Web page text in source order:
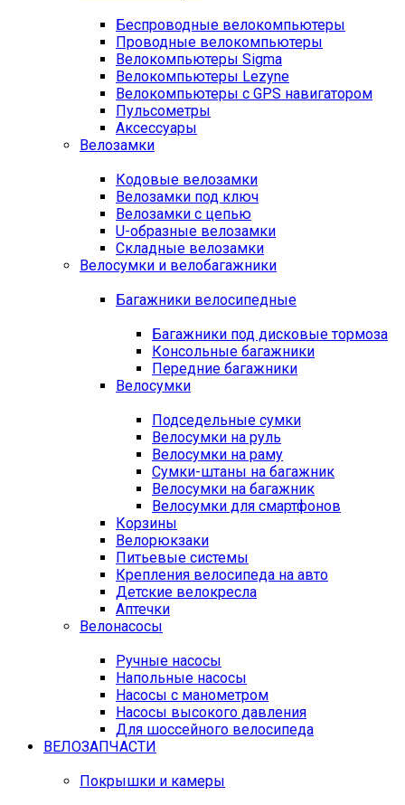
Беспроводные велокомпьютеры
Проводные велокомпьютеры
Велокомпьютеры Sigma
Велокомпьютеры Lezyne
Велокомпьютеры с GPS навигатором
Пульсометры
Аксессуары
Велозамки
Кодовые велозамки
Велозамки под ключ
Велозамки с цепью
U-образные велозамки
Складные велозамки
Велосумки и велобагажники
Багажники велосипедные
Багажники под дисковые тормоза
Консольные багажники
Передние багажники
Велосумки
Подседельные сумки
Велосумки на руль
Велосумки на раму
Сумки-штаны на багажник
Велосумки на багажник
Велосумки для смартфонов
Корзины
Велорюкзаки
Питьевые системы
Крепления велосипеда на авто
Детские велокресла
Аптечки
Велонасосы
Ручные насосы
Напольные насосы
Насосы с манометром
Насосы высокого давления
Для шоссейного велосипеда
ВЕЛОЗАПЧАСТИ
Покрышки и камеры